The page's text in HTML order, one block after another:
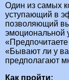
Один из самых
уступающий в
позволяющий
эмоциональной
«Бывают ли у
предполагают
Как пройти: